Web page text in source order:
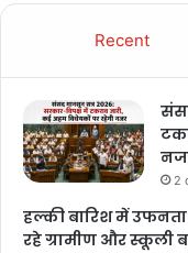
Recent
2
हल्की बारिश में
रहे ग्रामीण और स्कूली